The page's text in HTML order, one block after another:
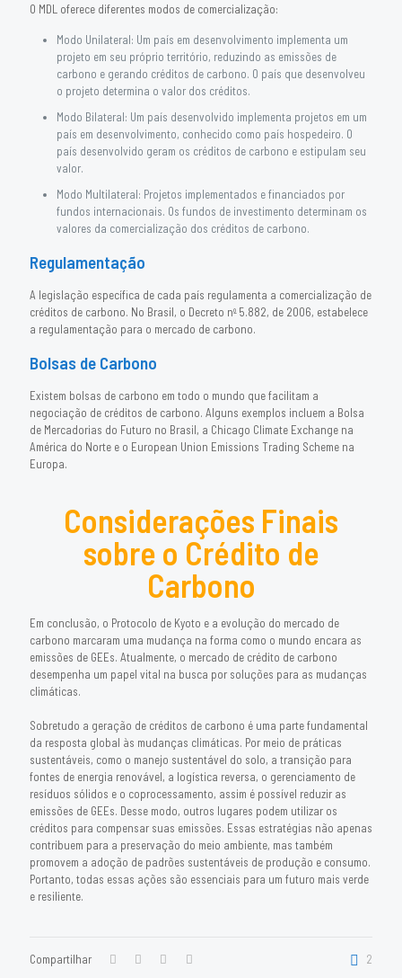
O MDL oferece diferentes modos de comercialização:
Modo Unilateral: Um país em desenvolvimento implementa um
projeto em seu próprio território, reduzindo as emissões de
carbono e gerando créditos de carbono. O país que desenvolveu
o projeto determina o valor dos créditos.
Modo Bilateral: Um país desenvolvido implementa projetos em um
país em desenvolvimento, conhecido como país hospedeiro. O
país desenvolvido geram os créditos de carbono e estipulam seu
valor.
Modo Multilateral: Projetos implementados e financiados por
fundos internacionais. Os fundos de investimento determinam os
valores da comercialização dos créditos de carbono.
Regulamentação
A legislação específica de cada país regulamenta a comercialização de
créditos de carbono. No Brasil, o Decreto nº 5.882, de 2006, estabelece
a regulamentação para o mercado de carbono.
Bolsas de Carbono
Existem bolsas de carbono em todo o mundo que facilitam a
negociação de créditos de carbono. Alguns exemplos incluem a Bolsa
de Mercadorias do Futuro no Brasil, a Chicago Climate Exchange na
América do Norte e o European Union Emissions Trading Scheme na
Europa.
Considerações Finais
sobre o Crédito de
Carbono
Em conclusão, o Protocolo de Kyoto e a evolução do mercado de
carbono marcaram uma mudança na forma como o mundo encara as
emissões de GEEs. Atualmente, o mercado de crédito de carbono
desempenha um papel vital na busca por soluções para as mudanças
climáticas.
Sobretudo a geração de créditos de carbono é uma parte fundamental
da resposta global às mudanças climáticas. Por meio de práticas
sustentáveis, como o manejo sustentável do solo, a transição para
fontes de energia renovável, a logística reversa, o gerenciamento de
resíduos sólidos e o coprocessamento, assim é possível reduzir as
emissões de GEEs. Desse modo, outros lugares podem utilizar os
créditos para compensar suas emissões. Essas estratégias não apenas
contribuem para a preservação do meio ambiente, mas também
promovem a adoção de padrões sustentáveis de produção e consumo.
Portanto, todas essas ações são essenciais para um futuro mais verde
e resiliente.
Compartilhar 2